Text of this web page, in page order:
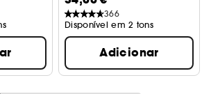
366
Disponível em 2 tons
Adicionar